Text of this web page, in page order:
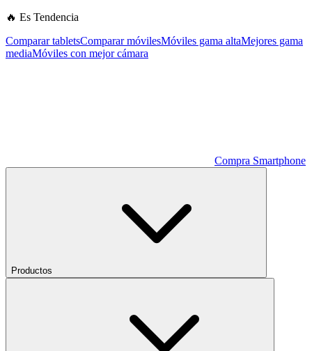
🔥 Es Tendencia
Comparar tabletsComparar móvilesMóviles gama altaMejores gama
mediaMóviles con mejor cámara
Compra Smartphone
Productos